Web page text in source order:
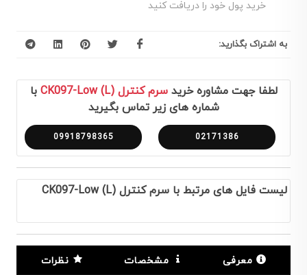
خرید پول خود را دریافت کنید
به اشتراک بگذارید:
لطفا جهت مشاوره خریدسرم کنترل CK097-Low (L)
با
شماره های زیر تماس بگیرید
02171386
09918798365
لیست فایل های مرتبط با سرم کنترل CK097-Low (L)
معرفی مشخصات نظرات